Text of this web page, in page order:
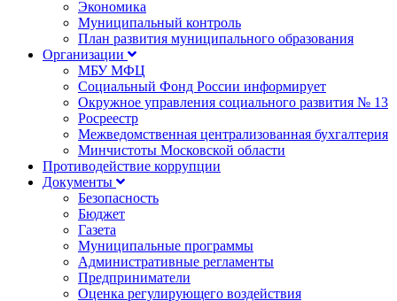
Экономика
Муниципальный контроль
План развития муниципального образования
Организации
МБУ МФЦ
Социальный Фонд России информирует
Окружное управления социального развития № 13
Росреестр
Межведомственная централизованная бухгалтерия
Минчистоты Московской области
Противодействие коррупции
Документы
Безопасность
Бюджет
Газета
Муниципальные программы
Административные регламенты
Предприниматели
Оценка регулирующего воздействия